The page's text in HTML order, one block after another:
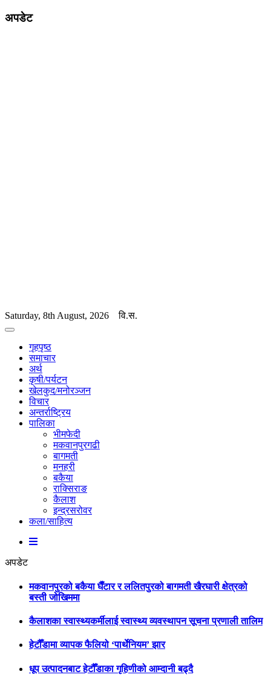
अपडेट
Saturday, 8th August, 2026 वि.स.
गृहपृष्ठ
समाचार
अर्थ
कृषी/पर्यटन
खेलकुद/मनोरञ्जन
विचार
अन्तर्राष्ट्रिय
पालिका
भीमफेदी
मकवानपुरगढी
बागमती
मनहरी
बकैया
राक्सिराङ
कैलाश
इन्द्रसरोवर
कला/साहित्य
अपडेट
मकवानपुरको बकैया घैँटार र ललितपुरको बागमती खैरघारी क्षेत्रको
बस्ती जोखिममा
कैलाशका स्वास्थ्यकर्मीलाई स्वास्थ्य व्यवस्थापन सूचना प्रणाली तालिम
हेटौँडामा व्यापक फैलियो ‘पार्थेनियम’ झार
धूप उत्पादनबाट हेटौँडाका गृहिणीको आम्दानी बढ्दै